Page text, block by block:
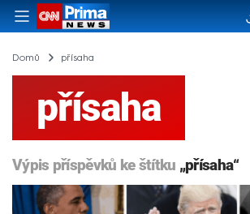
Domů přísaha
přísaha
Výpis příspěvků ke štítku „přísaha“